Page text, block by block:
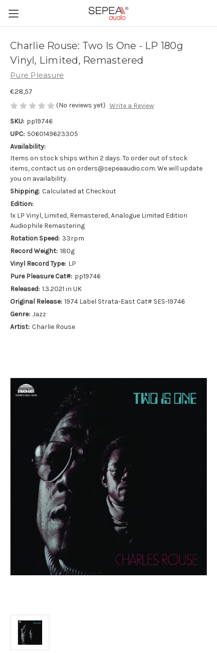
Charlie Rouse: Two Is One - LP 180g
Vinyl, Limited, Remastered
Pure Pleasure
€28,57
(No reviews yet) Write a Review
SKU: pp19746
UPC: 5060149623305
Availability:
Items on stock ships within 2 days. To order out of stock
items, contact us on orders@sepeaaudio.com. We will update
you on availability.
Shipping: Calculated at Checkout
Edition:
1x LP Vinyl, Limited, Remastered, Analogue Limited Edition
Audiophile Remastering
Rotation Speed: 33rpm
Record Weight: 180g
Vinyl Record Type: LP
Pure Pleasure Cat#: pp19746
Released: 1.3.2021 in UK
Original Release: 1974 Label Strata-East Cat# SES-19746
Genre: Jazz
Artist: Charlie Rouse